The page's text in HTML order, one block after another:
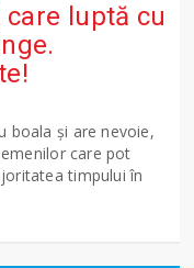
care luptă cu
boala și are nevoie,
care pot
timpului în